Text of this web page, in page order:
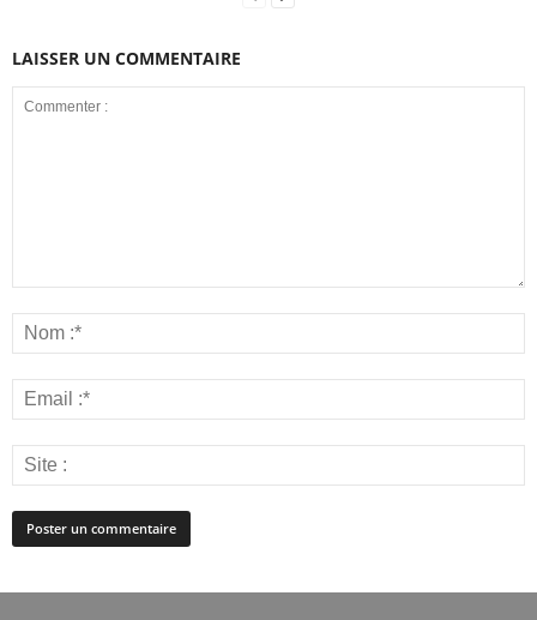
LAISSER UN COMMENTAIRE